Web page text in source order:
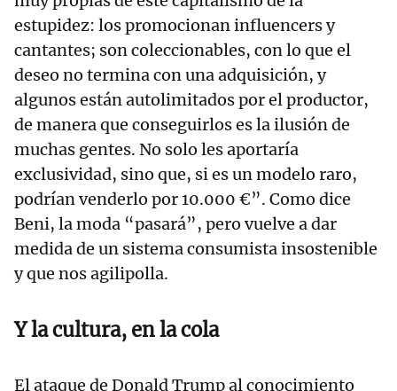
estupidez: los promocionan influencers y
cantantes; son coleccionables, con lo que el
deseo no termina con una adquisición, y
algunos están autolimitados por el productor,
de manera que conseguirlos es la ilusión de
muchas gentes. No solo les aportaría
exclusividad, sino que, si es un modelo raro,
podrían venderlo por 10.000 €”. Como dice
Beni, la moda “pasará”, pero vuelve a dar
medida de un sistema consumista insostenible
y que nos agilipolla.
Y la cultura, en la cola
El ataque de Donald Trump al conocimiento